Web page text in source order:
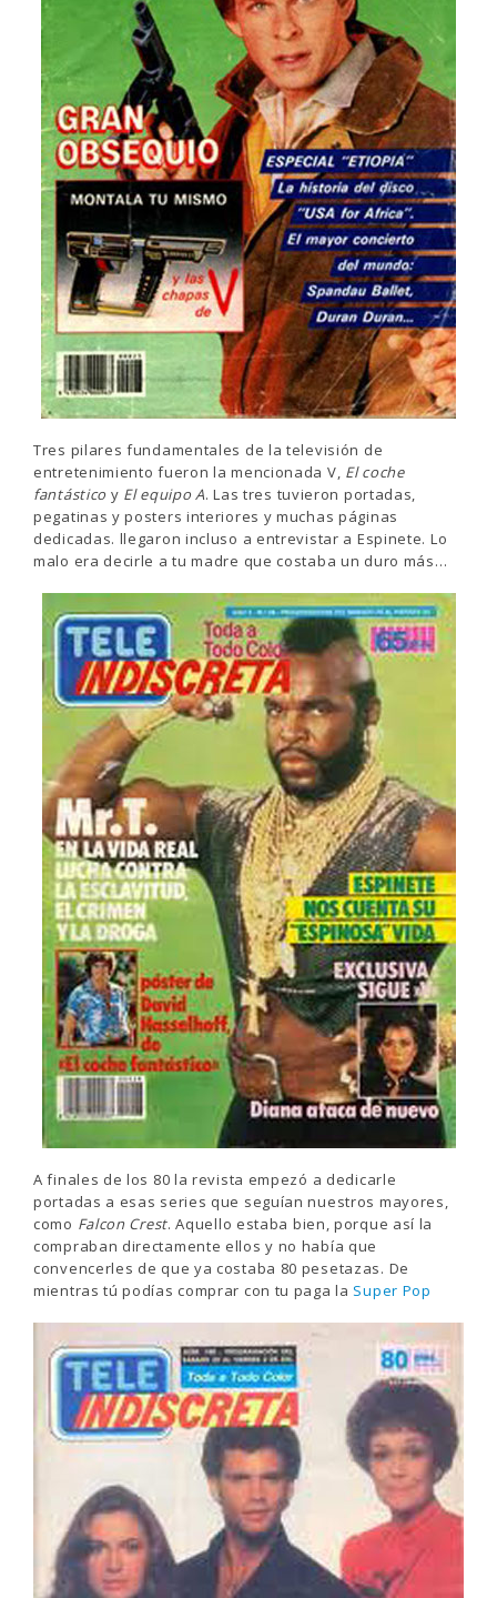
Tres pilares fundamentales de la televisión de
entretenimiento fueron la mencionada V, El coche
fantástico y El equipo A. Las tres tuvieron portadas,
pegatinas y posters interiores y muchas páginas
dedicadas. llegaron incluso a entrevistar a Espinete. Lo
malo era decirle a tu madre que costaba un duro más…
A finales de los 80 la revista empezó a dedicarle
portadas a esas series que seguían nuestros mayores,
como Falcon Crest. Aquello estaba bien, porque así la
compraban directamente ellos y no había que
convencerles de que ya costaba 80 pesetazas. De
mientras tú podías comprar con tu paga la Super Pop